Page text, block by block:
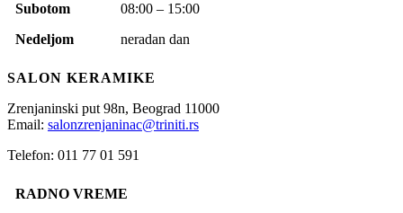
Subotom 08:00 – 15:00
Nedeljom neradan dan
SALON KERAMIKE
Zrenjaninski put 98n, Beograd 11000
Email: salonzrenjaninac@triniti.rs
Telefon: 011 77 01 591
RADNO VREME